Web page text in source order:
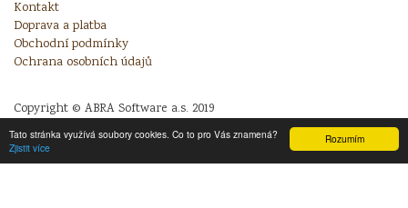
Rozumím
Tato stránka využívá soubory cookies. Co to pro Vás znamená?
Zjistit více
Kontakt
Doprava a platba
Obchodní podmínky
Ochrana osobních údajů
Copyright © ABRA Software a.s. 2019